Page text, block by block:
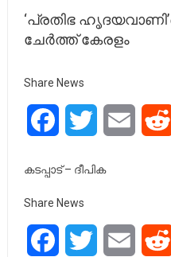
‘പ്രതിഭ
ചേർത്ത് കേരളം
Share News
FacebookTwitter Email
കടപ്പാട് – ദീപിക
Share News
FacebookTwitter Email